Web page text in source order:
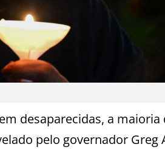
desaparecidas, a maioria
pelo governador Greg